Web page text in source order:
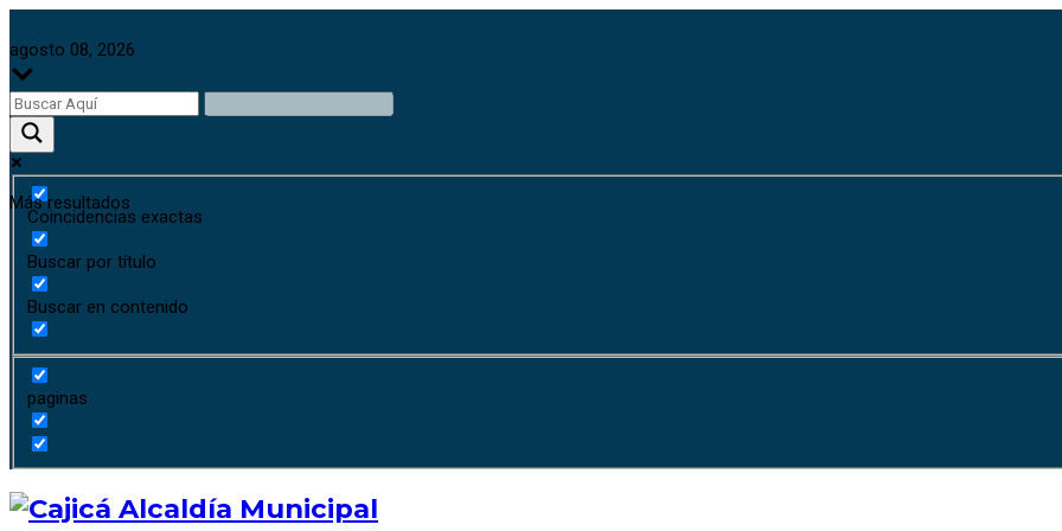
agosto 08, 2026
Más resultados
Coincidencias exactas
Buscar por título
Buscar en contenido
paginas